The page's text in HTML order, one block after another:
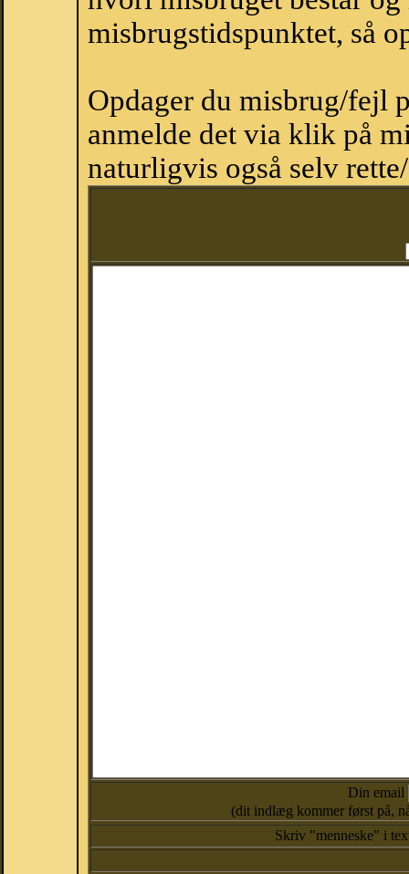
misbrugstidspunktet, så
Opdager du misbrug/fejl
anmelde det via klik på
naturligvis også selv
Din email
(dit indlæg kommer først på,
Skriv "menneske" i